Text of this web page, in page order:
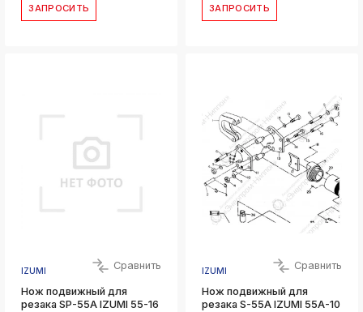
ЗАПРОСИТЬ ЗАПРОСИТЬ
IZUMI Сравнить
Нож подвижный для
резака SP-55A IZUMI 55-16
IZUMI Сравнить
Нож подвижный для
резака S-55A IZUMI 55A-10